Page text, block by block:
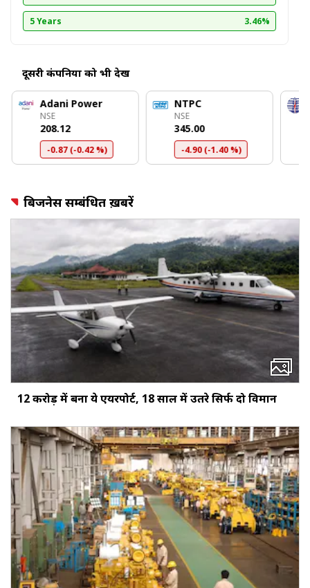
5 Years 3.46%
दूसरी कंपनियों को भी देखें
Adani Power
NSE
₹208.12
-0.87 (-0.42 %)
NTPC
NSE
₹345.00
-4.90 (-1.40 %)
बिजनेस सम्बंधित ख़बरें
12 करोड़ में बना ये एयरपोर्ट, 18 साल में उतरे सिर्फ दो विमान